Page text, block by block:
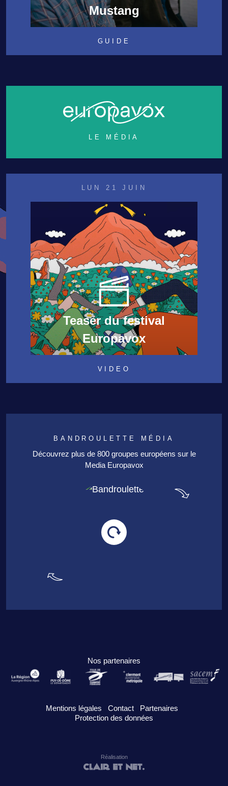
Mustang
GUIDE
LE MÉDIA
LUN 21 JUIN
Teaser du festival
Europavox
VIDEO
BANDROULETTE MÉDIA
Découvrez plus de 800 groupes européens sur le
Media Europavox
Nos partenaires
Mentions légales Contact
Partenaires
Protection des données
Réalisation